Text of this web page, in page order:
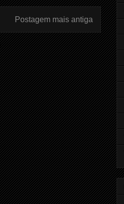
Postagem mais antiga